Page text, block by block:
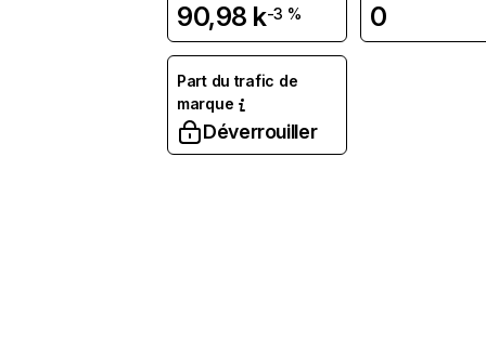
90,98 k-3 % 0
Part du trafic de
marque
Déverrouiller